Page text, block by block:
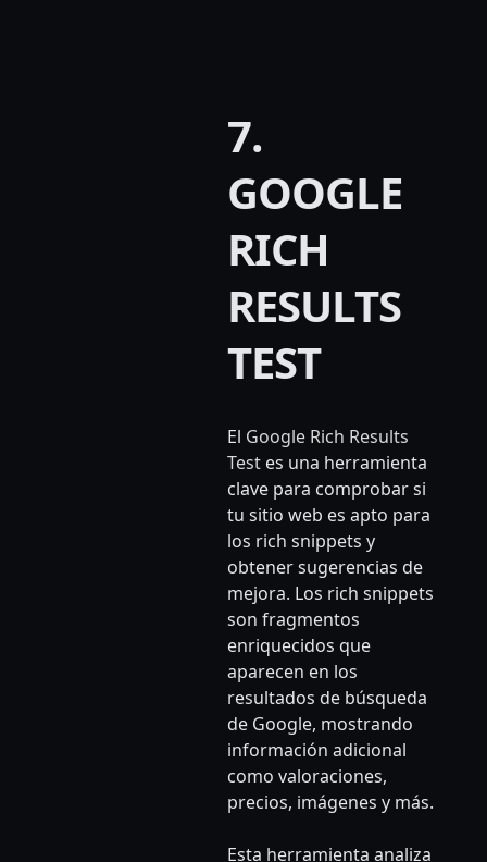
7.
GOOGLE
RICH
RESULTS
TEST
El Google Rich Results
Testes una herramienta
clave para comprobar si
tu sitio web es apto para
los rich snippets y
obtener sugerencias de
mejora. Los rich snippets
son fragmentos
enriquecidos que
aparecen en los
resultados de búsqueda
de Google, mostrando
información adicional
como valoraciones,
precios, imágenes y más.
Esta herramienta analiza